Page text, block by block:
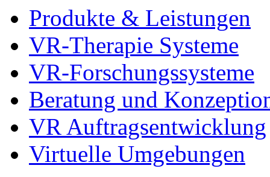
Produkte & Leistungen
VR-Therapie Systeme
VR-Forschungssysteme
Beratung und
VR Auftragsentwicklung
Virtuelle Umgebungen